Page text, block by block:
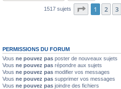
1517 sujets Page 1sur61
1 2 3
PERMISSIONS DU FORUM
Vous ne pouvez pas poster de nouveaux sujets
Vous ne pouvez pas répondre aux sujets
Vous ne pouvez pas modifier vos messages
Vous ne pouvez pas supprimer vos messages
Vous ne pouvez pas joindre des fichiers